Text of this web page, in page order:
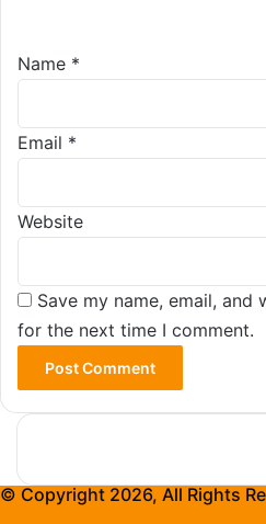
Name *
Email *
Website
Save my name, email,
for the next time I comment.
© Copyright 2026, All Rights